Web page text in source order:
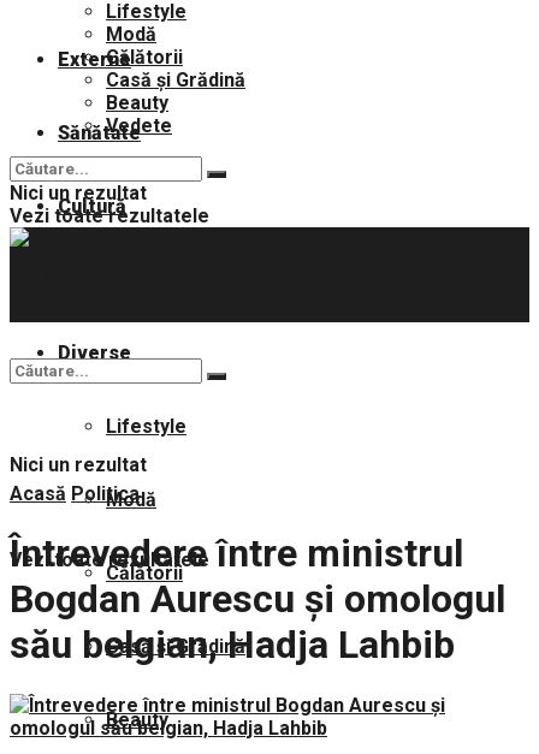
Externe
Sănătate
Cultură
Diverse
Lifestyle
Modă
Călătorii
Casă și Grădină
Beauty
Lifestyle
Modă
Călătorii
Casă și Grădină
Beauty
Vedete
Nici un rezultat
Vezi toate rezultatele
Nici un rezultat
Vezi toate rezultatele
Acasă Politica
Întrevedere între ministrul
Bogdan Aurescu și omologul
său belgian, Hadja Lahbib